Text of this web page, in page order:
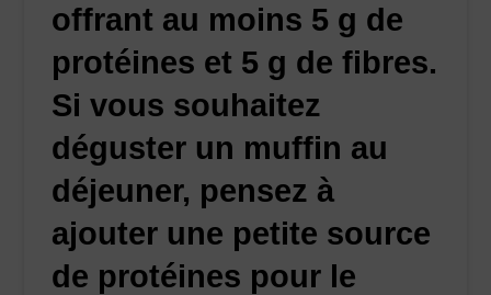
offrant au moins 5 g de
protéines et 5 g de fibres.
Si vous souhaitez
déguster un muffin au
déjeuner, pensez à
ajouter une petite source
de protéines pour le